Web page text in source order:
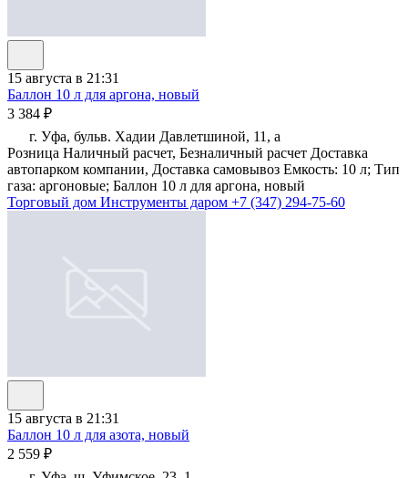
15 августа в 21:31
Баллон 10 л для аргона, новый
3 384 ₽
г. Уфа, бульв. Хадии Давлетшиной, 11, а
Розница Наличный расчет, Безналичный расчет Доставка
автопарком компании, Доставка самовывоз Емкость: 10 л; Тип
газа: аргоновые; Баллон 10 л для аргона, новый
Торговый дом Инструменты даром +7 (347) 294-75-60
15 августа в 21:31
Баллон 10 л для азота, новый
2 559 ₽